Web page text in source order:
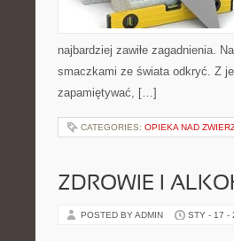
najbardziej zawiłe zagadnienia.
smaczkami ze świata odkryć. Z
zapamiętywać, […]
CATEGORIES: OPIEKA NAD
ZDROWIE I
POSTED BY ADMIN STY - 17 -